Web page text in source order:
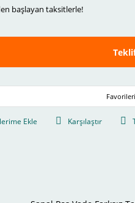
başlayan taksitlerle!
Karşılaştır